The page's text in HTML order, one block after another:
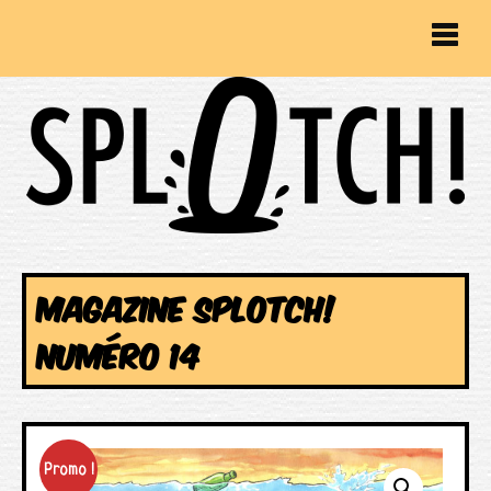
MAGAZINE SPLOTCH!
NUMÉRO 14
Promo !